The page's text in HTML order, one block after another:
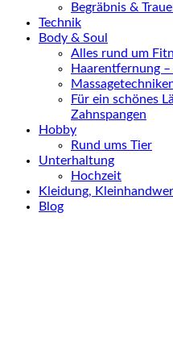
Begräbnis &
Technik
Body & Soul
Alles rund um
Haarentfernung
Für ein schönes
Zahnspangen
Hobby
Rund ums Tier
Unterhaltung
Hochzeit
Kleidung,
Blog